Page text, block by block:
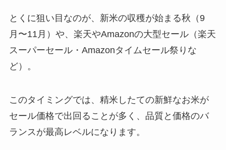
とくに狙い目なのが、新米の収穫が始まる秋（9
月〜11月）や、楽天やAmazonの大型セール（楽天
スーパーセール・Amazonタイムセール祭りな
ど）。
このタイミングでは、精米したての新鮮なお米が
セール価格で出回ることが多く、品質と価格のバ
ランスが最高レベルになります。